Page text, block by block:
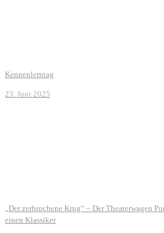
Kennenlerntag
23. Juni 2025
„Der zerbrochene Krug“ – Der Theaterwagen
einen Klassiker